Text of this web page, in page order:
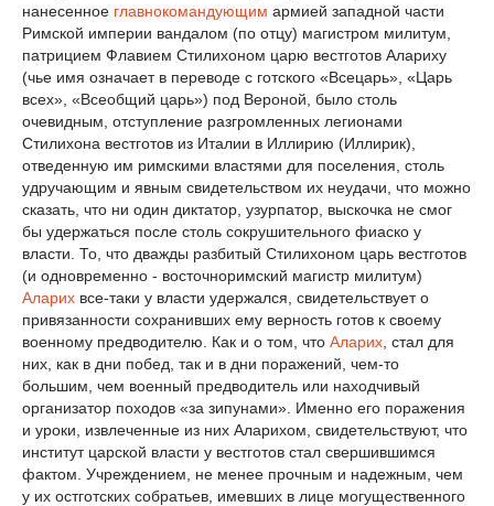
нанесенное главнокомандующим армией западной части
Римской империи вандалом (по отцу) магистром милитум,
патрицием Флавием Стилихоном царю вестготов Алариху
(чье имя означает в переводе с готского «Всецарь», «Царь
всех», «Всеобщий царь») под Вероной, было столь
очевидным, отступление разгромленных легионами
Стилихона вестготов из Италии в Иллирию (Иллирик),
отведенную им римскими властями для поселения, столь
удручающим и явным свидетельством их неудачи, что можно
сказать, что ни один диктатор, узурпатор, выскочка не смог
бы удержаться после столь сокрушительного фиаско у
власти. То, что дважды разбитый Стилихоном царь вестготов
(и одновременно - восточноримский магистр милитум)
Аларих все-таки у власти удержался, свидетельствует о
привязанности сохранивших ему верность готов к своему
военному предводителю. Как и о том, что Аларих , стал для
них, как в дни побед, так и в дни поражений, чем-то
большим, чем военный предводитель или находчивый
организатор походов «за зипунами». Именно его поражения
и уроки, извлеченные из них Аларихом, свидетельствуют, что
институт царской власти у вестготов стал свершившимся
фактом. Учреждением, не менее прочным и надежным, чем
у их остготских собратьев, имевших в лице могущественного